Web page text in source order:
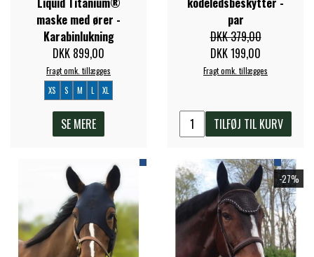
maske med ører -
Karabinlukning
DKK 899,00
Fragt omk. tillægges
XS
S M L XL
SE MERE
par
DKK 379,00
DKK 199,00
Fragt omk. tillægges
TILFØJ TIL KURV
-27%